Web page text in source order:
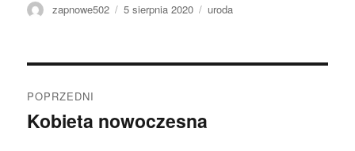
Autor
zapnowe502
Data
5 sierpnia 2020 Kategorie
uroda
wpisu
POPRZEDNI
Poprzedni
Kobieta nowoczesna